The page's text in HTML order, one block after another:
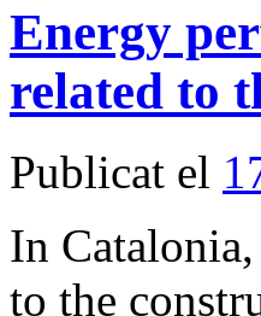
Energy
related to
Publicat el
In
to the